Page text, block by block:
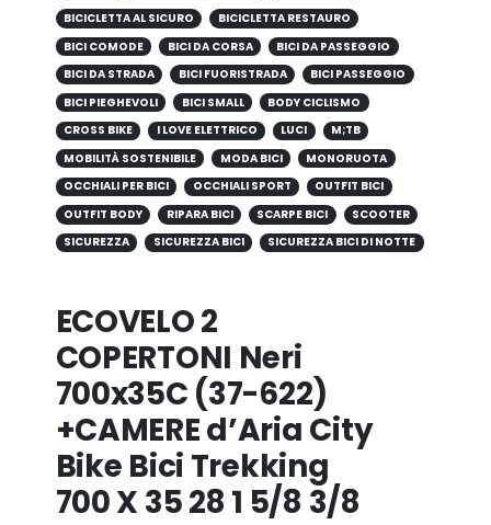
BICICLETTA AL SICURO
BICICLETTA RESTAURO
BICI COMODE
BICI DA CORSA
BICI DA PASSEGGIO
BICI DA STRADA
BICI FUORISTRADA
BICI PASSEGGIO
BICI PIEGHEVOLI
BICI SMALL
BODY CICLISMO
CROSS BIKE
I LOVE ELETTRICO LUCI
M;TB
MOBILITÀ SOSTENIBILE
MODA BICI
MONORUOTA
OCCHIALI PER BICI
OCCHIALI SPORT
OUTFIT BICI
OUTFIT BODY
RIPARA BICI SCARPE BICI
SCOOTER
SICUREZZA
SICUREZZA BICI SICUREZZA BICI DI NOTTE
ECOVELO 2
COPERTONI Neri
700x35C (37-622)
+CAMERE d’Aria City
Bike Bici Trekking
700 X 35 28 1 5/8 3/8